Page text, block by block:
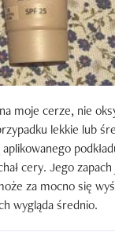
moje cerze, nie
lekkie lub
cery. Jego
za mocno się
wygląda średnio.